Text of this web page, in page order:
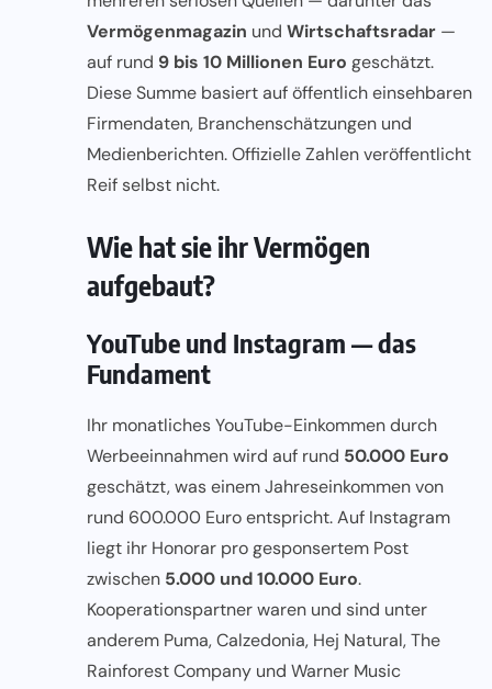
Vermögenmagazin und Wirtschaftsradar —
auf rund 9 bis 10 Millionen Euro geschätzt.
Diese Summe basiert auf öffentlich einsehbaren
Firmendaten, Branchenschätzungen und
Medienberichten. Offizielle Zahlen veröffentlicht
Reif selbst nicht.
Wie hat sie ihr Vermögen
aufgebaut?
YouTube und Instagram — das
Fundament
Ihr monatliches YouTube-Einkommen durch
Werbeeinnahmen wird auf rund 50.000 Euro
geschätzt, was einem Jahreseinkommen von
rund 600.000 Euro entspricht. Auf Instagram
liegt ihr Honorar pro gesponsertem Post
zwischen 5.000 und 10.000 Euro.
Kooperationspartner waren und sind unter
anderem Puma, Calzedonia, Hej Natural, The
Rainforest Company und Warner Music